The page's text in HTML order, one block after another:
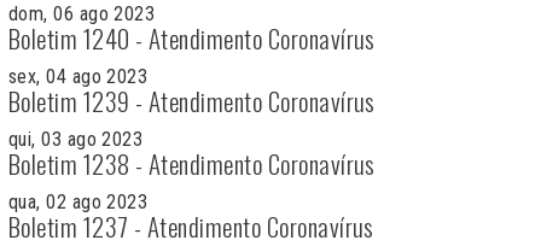
dom, 06 ago 2023
Boletim 1240 - Atendimento Coronavírus
sex, 04 ago 2023
Boletim 1239 - Atendimento Coronavírus
qui, 03 ago 2023
Boletim 1238 - Atendimento Coronavírus
qua, 02 ago 2023
Boletim 1237 - Atendimento Coronavírus